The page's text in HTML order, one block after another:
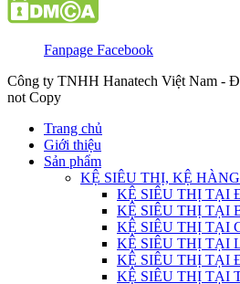
Fanpage Facebook
Công ty TNHH Hanatech Việt Nam -
not Copy
Trang chủ
Giới thiệu
Sản phẩm
KỆ SIÊU THỊ, KỆ
KỆ SIÊU THỊ TẠI
KỆ SIÊU THỊ TẠI
KỆ SIÊU THỊ TẠI
KỆ SIÊU THỊ TẠI
KỆ SIÊU THỊ TẠI
KỆ SIÊU THỊ TẠI